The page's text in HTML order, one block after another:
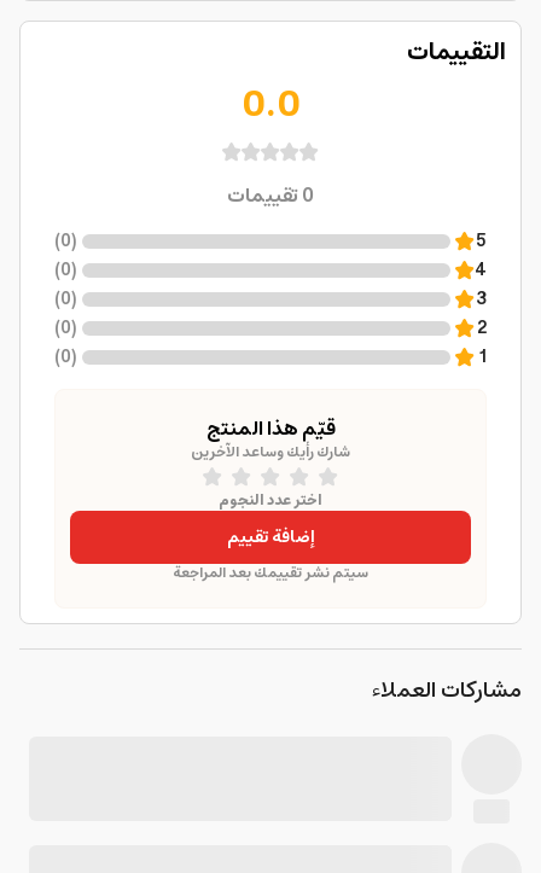
التقييمات
0.0
0تقييمات
5
(
0
)
4
(
0
)
3
(
0
)
2
(
0
)
1
(
0
)
قيّم هذا المنتج
شارك رأيك وساعد الآخرين
اختر عدد النجوم
إضافة تقييم
سيتم نشر تقييمك بعد المراجعة
مشاركات العملاء